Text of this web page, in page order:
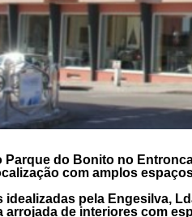
Parque do Bonito no
com amplos
idealizadas pela Engesilva,
arrojada de interiores com